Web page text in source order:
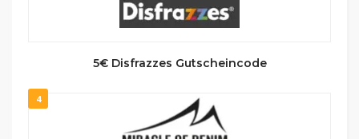
5€ Disfrazzes Gutscheincode
4